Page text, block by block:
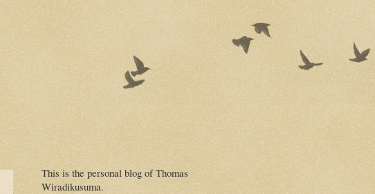
This is the personal blog of Thomas
Wiradikusuma.